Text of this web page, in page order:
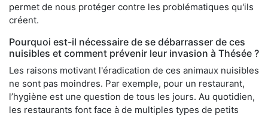
permet de nous protéger contre les problématiques qu'ils
créent.
Pourquoi est-il nécessaire de se débarrasser de ces
nuisibles et comment prévenir leur invasion à Thésée ?
Les raisons motivant l'éradication de ces animaux nuisibles
ne sont pas moindres. Par exemple, pour un restaurant,
l’hygiène est une question de tous les jours. Au quotidien,
les restaurants font face à de multiples types de petits